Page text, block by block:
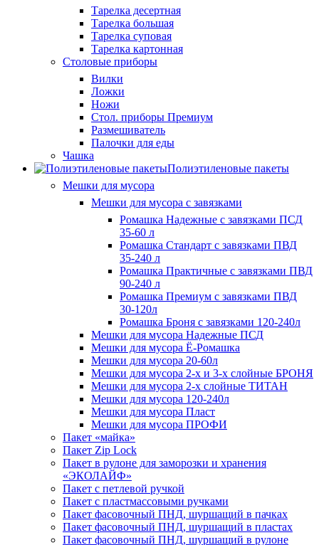
Тарелка десертная
Тарелка большая
Тарелка суповая
Тарелка картонная
Столовые приборы
Вилки
Ложки
Ножи
Стол. приборы Премиум
Размешиватель
Палочки для еды
Чашка
Полиэтиленовые пакеты
Мешки для мусора
Мешки для мусора с завязками
Ромашка Надежные с завязками ПСД
35-60 л
Ромашка Стандарт с завязками ПВД
35-240 л
Ромашка Практичные с завязками ПВД
90-240 л
Ромашка Премиум с завязками ПВД
30-120л
Ромашка Броня с завязками 120-240л
Мешки для мусора Надежные ПСД
Мешки для мусора Ё-Ромашка
Мешки для мусора 20-60л
Мешки для мусора 2-х и 3-х слойные БРОНЯ
Мешки для мусора 2-х слойные ТИТАН
Мешки для мусора 120-240л
Мешки для мусора Пласт
Мешки для мусора ПРОФИ
Пакет «майка»
Пакет Zip Lock
Пакет в рулоне для заморозки и хранения
«ЭКОЛАЙФ»
Пакет с петлевой ручкой
Пакет с пластмассовыми ручками
Пакет фасовочный ПНД, шуршащий в пачках
Пакет фасовочный ПНД, шуршащий в пластах
Пакет фасовочный ПНД, шуршащий в рулоне